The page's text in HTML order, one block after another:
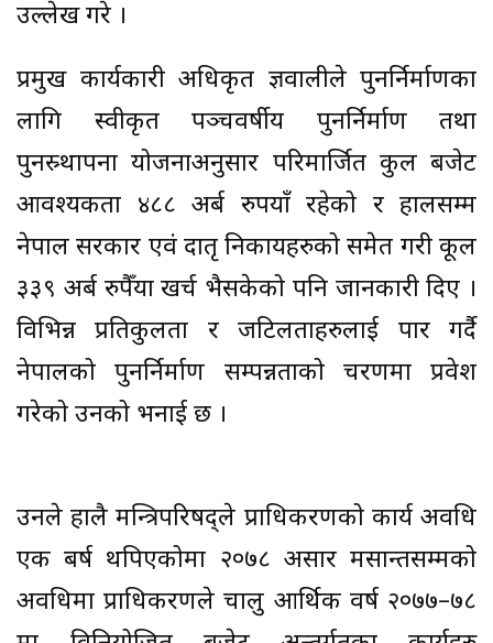
उल्लेख गरे ।
प्रमुख कार्यकारी अधिकृत ज्ञवालीले पुनर्निर्माणका
लागि स्वीकृत पञ्चवर्षीय पुनर्निर्माण तथा
पुनस्र्थापना योजनाअनुसार परिमार्जित कुल बजेट
आवश्यकता ४८८ अर्ब रुपैंयाँ रहेको र हालसम्म
नेपाल सरकार एवं दातृ निकायहरुको समेत गरी कूल
३३९ अर्ब रुपैँया खर्च भैसकेको पनि जानकारी दिए ।
विभिन्न प्रतिकुलता र जटिलताहरुलाई पार गर्दै
नेपालको पुनर्निर्माण सम्पन्नताको चरणमा प्रवेश
गरेको उनको भनाई छ ।
उनले हालै मन्त्रिपरिषद्ले प्राधिकरणको कार्य अवधि
एक बर्ष थपिएकोमा २०७८ असार मसान्तसम्मको
अवधिमा प्राधिकरणले चालु आर्थिक वर्ष २०७७–७८